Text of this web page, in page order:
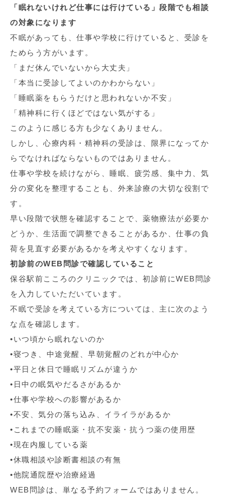
「眠れないけれど仕事には行けている」段階でも相談
の対象になります
不眠があっても、仕事や学校に行けていると、受診を
ためらう方がいます。
「まだ休んでいないから大丈夫」
「本当に受診してよいのかわからない」
「睡眠薬をもらうだけと思われないか不安」
「精神科に行くほどではない気がする」
このように感じる方も少なくありません。
しかし、心療内科・精神科の受診は、限界になってか
らでなければならないものではありません。
仕事や学校を続けながら、睡眠、疲労感、集中力、気
分の変化を整理することも、外来診療の大切な役割で
す。
早い段階で状態を確認することで、薬物療法が必要か
どうか、生活面で調整できることがあるか、仕事の負
荷を見直す必要があるかを考えやすくなります。
初診前のWEB問診で確認していること
保谷駅前こころのクリニックでは、初診前にWEB問診
を入力していただいています。
不眠で受診を考えている方については、主に次のよう
な点を確認します。
•いつ頃から眠れないのか
•寝つき、中途覚醒、早朝覚醒のどれが中心か
•平日と休日で睡眠リズムが違うか
•日中の眠気やだるさがあるか
•仕事や学校への影響があるか
•不安、気分の落ち込み、イライラがあるか
•これまでの睡眠薬・抗不安薬・抗うつ薬の使用歴
•現在内服している薬
•休職相談や診断書相談の有無
•他院通院歴や治療経過
WEB問診は、単なる予約フォームではありません。